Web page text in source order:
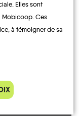
?
Elles sont
Mobicoop. Ces
à témoigner de sa